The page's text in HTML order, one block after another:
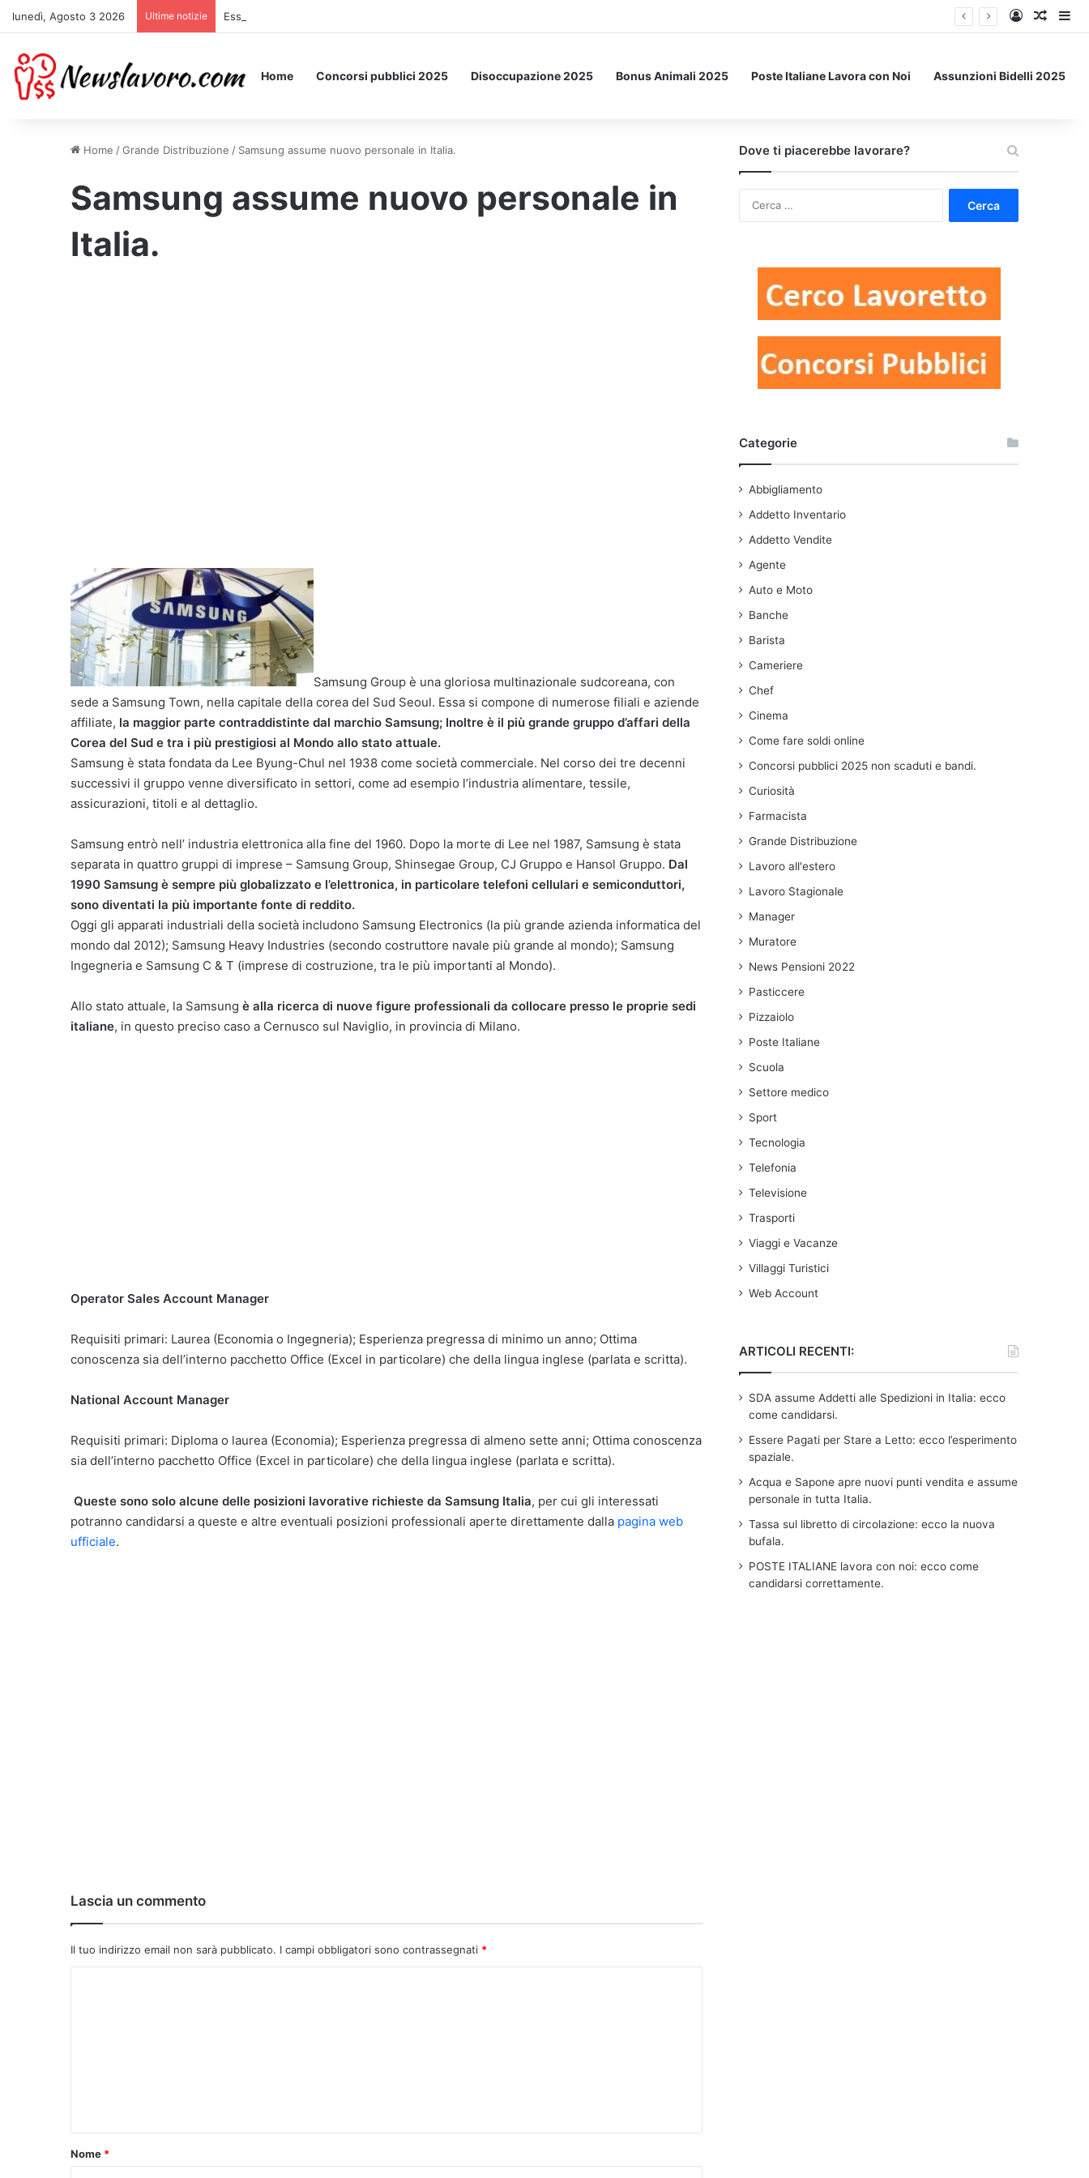
lunedì, Agosto 3 2026 Ultime notizie Essere Pagati per Stare a Letto: ecco l’esperimento spaziale. Accedi
Un
Home Concorsi pubblici 2025 Disoccupazione 2025 Bonus Animali 2025 Poste Italiane Lavora con Noi Assunzioni Bidelli 2025
Home /Grande Distribuzione / Samsung assume nuovo personale in Italia.
Samsung assume nuovo personale in
Italia.
Samsung Group è una gloriosa multinazionale sudcoreana, con
sede a Samsung Town, nella capitale della corea del Sud Seoul. Essa si compone di numerose filiali e aziende
affiliate, la maggior parte contraddistinte dal marchio Samsung; Inoltre è il più grande gruppo d’affari della
Corea del Sud e tra i più prestigiosi al Mondo allo stato attuale.
Samsung è stata fondata da Lee Byung-Chul nel 1938 come società commerciale. Nel corso dei tre decenni
successivi il gruppo venne diversificato in settori, come ad esempio l’industria alimentare, tessile,
assicurazioni, titoli e al dettaglio.
Samsung entrò nell’ industria elettronica alla fine del 1960. Dopo la morte di Lee nel 1987, Samsung è stata
separata in quattro gruppi di imprese – Samsung Group, Shinsegae Group, CJ Gruppo e Hansol Gruppo. Dal
1990 Samsung è sempre più globalizzato e l’elettronica, in particolare telefoni cellulari e semiconduttori,
sono diventati la più importante fonte di reddito.
Oggi gli apparati industriali della società includono Samsung Electronics (la più grande azienda informatica del
mondo dal 2012); Samsung Heavy Industries (secondo costruttore navale più grande al mondo); Samsung
Ingegneria e Samsung C & T (imprese di costruzione, tra le più importanti al Mondo).
Allo stato attuale, la Samsung è alla ricerca di nuove figure professionali da collocare presso le proprie sedi
italiane, in questo preciso caso a Cernusco sul Naviglio, in provincia di Milano.
Operator Sales Account Manager
Requisiti primari: Laurea (Economia o Ingegneria); Esperienza pregressa di minimo un anno; Ottima
conoscenza sia dell’interno pacchetto Office (Excel in particolare) che della lingua inglese (parlata e scritta).
National Account Manager
Requisiti primari: Diploma o laurea (Economia); Esperienza pregressa di almeno sette anni; Ottima conoscenza
sia dell’interno pacchetto Office (Excel in particolare) che della lingua inglese (parlata e scritta).
Queste sono solo alcune delle posizioni lavorative richieste da Samsung Italia, per cui gli interessati
potranno candidarsi a queste e altre eventuali posizioni professionali aperte direttamente dalla pagina web
ufficiale.
Lascia un commento
Il tuo indirizzo email non sarà pubblicato. I campi obbligatori sono contrassegnati *
o
Nome *
Dove ti piacerebbe lavorare?
Categorie
Abbigliamento
Addetto Inventario
Addetto Vendite
Agente
Auto e Moto
Banche
Barista
Cameriere
Chef
Cinema
Come fare soldi online
Concorsi pubblici 2025 non scaduti e bandi.
Curiosità
Farmacista
Grande Distribuzione
Lavoro all'estero
Lavoro Stagionale
Manager
Muratore
News Pensioni 2022
Pasticcere
Pizzaiolo
Poste Italiane
Scuola
Settore medico
Sport
Tecnologia
Telefonia
Televisione
Trasporti
Viaggi e Vacanze
Villaggi Turistici
Web Account
ARTICOLI RECENTI:
SDA assume Addetti alle Spedizioni in Italia: ecco
come candidarsi.
Essere Pagati per Stare a Letto: ecco l’esperimento
spaziale.
Acqua e Sapone apre nuovi punti vendita e assume
personale in tutta Italia.
Tassa sul libretto di circolazione: ecco la nuova
bufala.
POSTE ITALIANE lavora con noi: ecco come
candidarsi correttamente.